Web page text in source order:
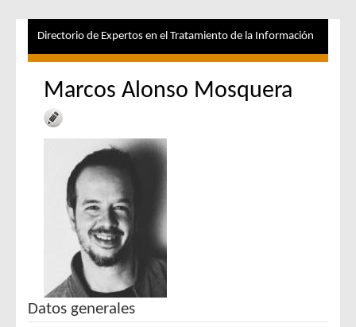
Directorio de Expertos en el Tratamiento de la Información
Marcos Alonso Mosquera
Datos generales